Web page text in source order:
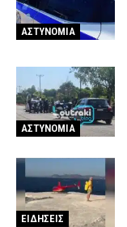
ΑΣΤΥΝΟΜΙΑ
ΑΣΤΥΝΟΜΙΑ
ΕΙΔΗΣΕΙΣ